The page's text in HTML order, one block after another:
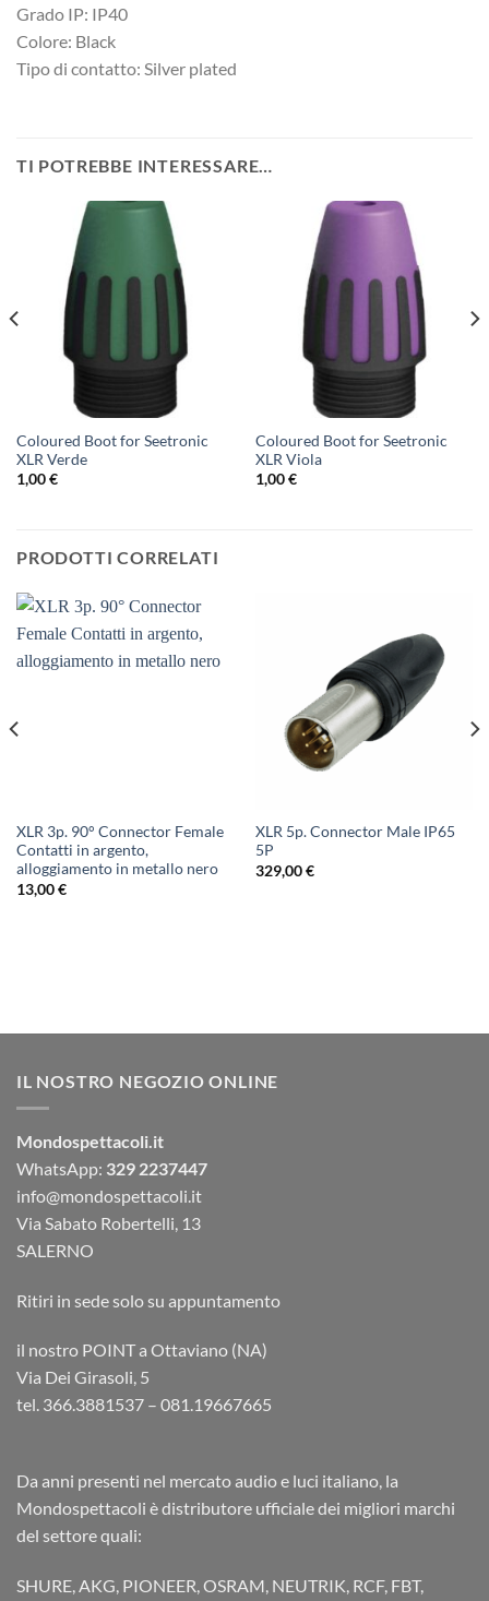
Grado IP: IP40
Colore: Black
Tipo di contatto: Silver plated
TI POTREBBE INTERESSARE…
Coloured Boot for Seetronic
XLR Verde
1,00€
Coloured Boot for Seetronic
XLR Viola
1,00€
PRODOTTI CORRELATI
XLR 3p. 90° Connector Female
Contatti in argento,
alloggiamento in metallo nero
13,00€
XLR 5p. Connector Male IP65
5P
329,00€
IL NOSTRO NEGOZIO ONLINE
Mondospettacoli.it
WhatsApp: 329 2237447
info@mondospettacoli.it
Via Sabato Robertelli, 13
SALERNO
Ritiri in sede solo su appuntamento
il nostro POINT a Ottaviano (NA)
Via Dei Girasoli, 5
tel. 366.3881537 – 081.19667665
Da anni presenti nel mercato audio e luci italiano, la
Mondospettacoli è distributore ufficiale dei migliori marchi
del settore quali:
SHURE, AKG, PIONEER, OSRAM, NEUTRIK, RCF, FBT,